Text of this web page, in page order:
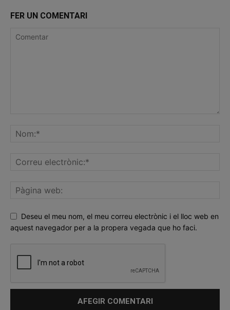
FER UN COMENTARI
Deseu el meu nom, el meu correu electrònic i el lloc web en
aquest navegador per a la propera vegada que ho faci.